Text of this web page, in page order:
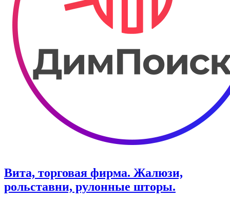
Вита, торговая фирма. Жалюзи,
рольставни, рулонные шторы.